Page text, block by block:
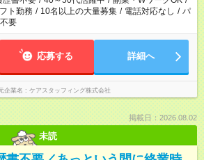
ト勤務 / 10名以上の大量募集 / 電話対応なし / パ
要
応募する 詳細へ
企業名 ケアスタッフィング株式会社
掲載日：2026.08.02
未読